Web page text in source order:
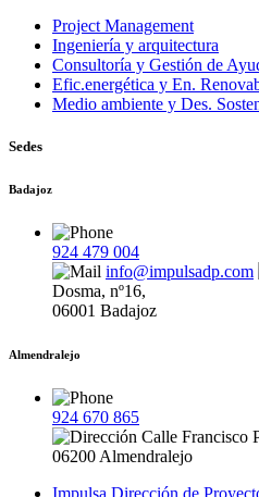
Project Management
Ingeniería y arquitectura
Consultoría y Gestión de
Efic.energética y En.
Medio ambiente y Des.
Sedes
Badajoz
924 479 004
info@impulsadp.com
Dosma, nº16,
06001 Badajoz
Almendralejo
924 670 865
Calle Francisco
06200 Almendralejo
Impulsa Dirección de